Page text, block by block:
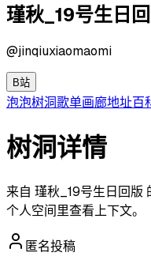
瑾秋_19号生日
@jinqiuxiaomaomi
B站
泡泡树洞歌单画廊地址百
树洞详情
来自 瑾秋_19号生日回版
个人空间里查看上下文。
匿名投稿